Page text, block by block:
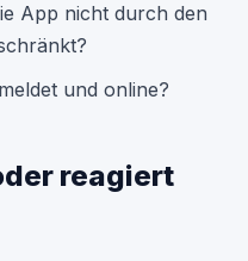
App nicht durch den
und online?
reagiert